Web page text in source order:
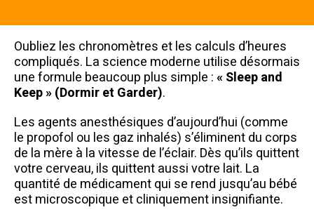
Oubliez les chronomètres et les calculs d’heures
compliqués. La science moderne utilise désormais
une formule beaucoup plus simple :« Sleep and
Keep » (Dormir et Garder).
Les agents anesthésiques d’aujourd’hui (comme
le propofol ou les gaz inhalés) s’éliminent du corps
de la mère à la vitesse de l’éclair. Dès qu’ils quittent
votre cerveau, ils quittent aussi votre lait. La
quantité de médicament qui se rend jusqu’au bébé
est microscopique et cliniquement insignifiante.